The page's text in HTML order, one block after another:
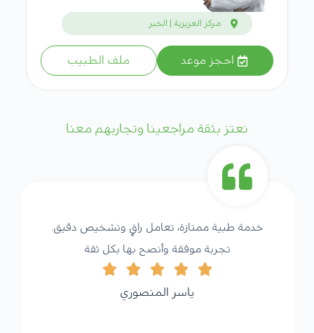
مركز العزيزية | الخبر
احجز موعد ملف الطبيب
نعتز بثقة مراجعينا وتجاربهم معنا
خدمة طبية ممتازة، تعامل راقٍ وتشخيص دقيق.
تجربة موفقة وأنصح بها بكل ثقة
ياسر المنصوري